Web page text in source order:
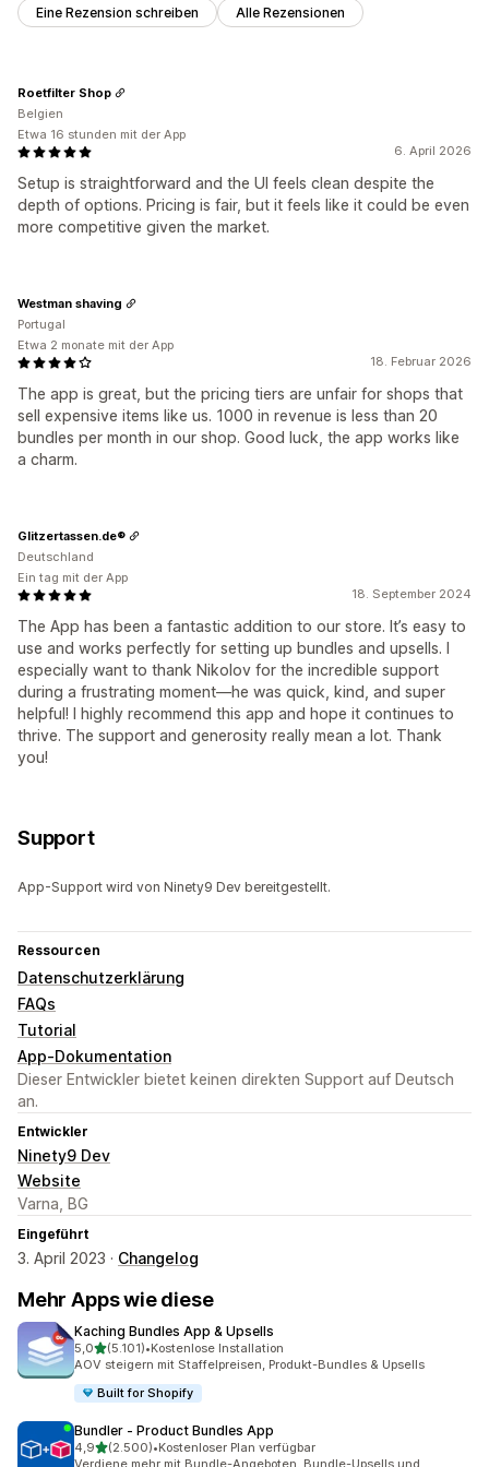
Eine Rezension schreiben Alle Rezensionen
6. April 2026
Setup is straightforward and the UI feels clean despite the
depth of options. Pricing is fair, but it feels like it could be even
more competitive given the market.
Roetfilter Shop
Belgien
Etwa 16 stunden mit der App
18. Februar 2026
The app is great, but the pricing tiers are unfair for shops that
sell expensive items like us. 1000 in revenue is less than 20
bundles per month in our shop. Good luck, the app works like
a charm.
Westman shaving
Portugal
Etwa 2 monate mit der App
18. September 2024
The App has been a fantastic addition to our store. It’s easy to
use and works perfectly for setting up bundles and upsells. I
especially want to thank Nikolov for the incredible support
during a frustrating moment—he was quick, kind, and super
helpful! I highly recommend this app and hope it continues to
thrive. The support and generosity really mean a lot. Thank
you!
Glitzertassen.de®
Deutschland
Ein tag mit der App
Support
App-Support wird von Ninety9 Dev bereitgestellt.
Ressourcen
Datenschutzerklärung
FAQs
Tutorial
App-Dokumentation
Dieser Entwickler bietet keinen direkten Support auf Deutsch
an.
Entwickler
Ninety9 Dev
Website
Varna, BG
Eingeführt
3. April 2023 · Changelog
Mehr Apps wie diese
Kaching Bundles App & Upsells
5,0von 5 Sternen
(5.101)
5101 Rezensionen insgesamt
•Kostenlose Installation
AOV steigern mit Staffelpreisen, Produkt-Bundles & Upsells
Built for Shopify
Bundler ‑ Product Bundles App
4,9von 5 Sternen
(2.500)
2500 Rezensionen insgesamt
•Kostenloser Plan verfügbar